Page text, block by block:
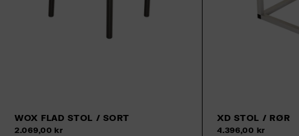
WOX FLAD STOL / SORT
2.069,00 kr
XD STOL / RØR
4.396,00 kr